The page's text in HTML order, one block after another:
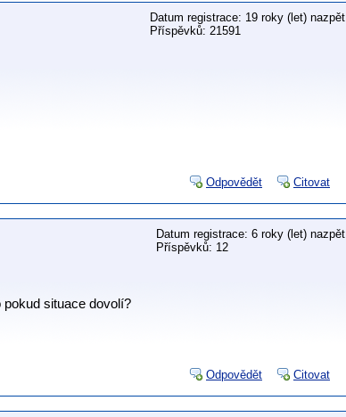
Datum registrace: 19 roky (let) nazpět
Příspěvků: 21591
Odpovědět Citovat
Datum registrace: 6 roky (let) nazpět
Příspěvků: 12
pokud situace dovolí?
Odpovědět Citovat